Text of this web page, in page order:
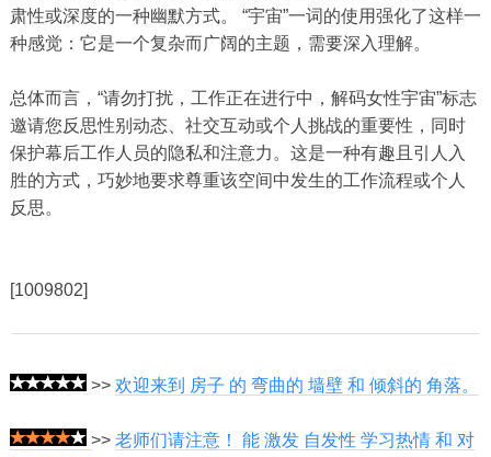
肃性或深度的一种幽默方式。 “宇宙”一词的使用强化了这样一
种感觉：它是一个复杂而广阔的主题，需要深入理解。
总体而言，“请勿打扰，工作正在进行中，解码女性宇宙”标志
邀请您反思性别动态、社交互动或个人挑战的重要性，同时
保护幕后工作人员的隐私和注意力。这是一种有趣且引人入
胜的方式，巧妙地要求尊重该空间中发生的工作流程或个人
反思。
[1009802]
>> 欢迎来到 房子 的 弯曲的 墙壁 和 倾斜的 角落。
>> 老师们请注意！ 能 激发 自发性 学习热情 和 对